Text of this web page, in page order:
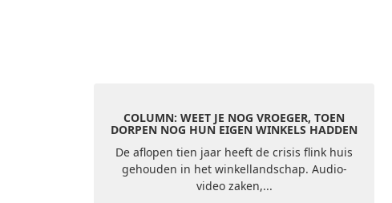
COLUMN: WEET JE NOG VROEGER, TOEN
DORPEN NOG HUN EIGEN WINKELS HADDEN
De aflopen tien jaar heeft de crisis flink huis
gehouden in het winkellandschap. Audio-
video zaken,...